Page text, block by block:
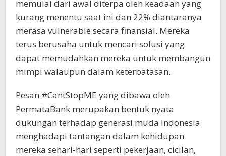
memulai dari awal diterpa oleh keadaan yang
kurang menentu saat ini dan 22% diantaranya
merasa vulnerable secara finansial. Mereka
terus berusaha untuk mencari solusi yang
dapat memudahkan mereka untuk membangun
mimpi walaupun dalam keterbatasan.
Pesan #CantStopME yang dibawa oleh
PermataBank merupakan bentuk nyata
dukungan terhadap generasi muda Indonesia
menghadapi tantangan dalam kehidupan
mereka sehari-hari seperti pekerjaan, cicilan,